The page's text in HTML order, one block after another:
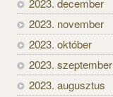
2023. december
2023. november
2023. október
2023. szeptember
2023. augusztus